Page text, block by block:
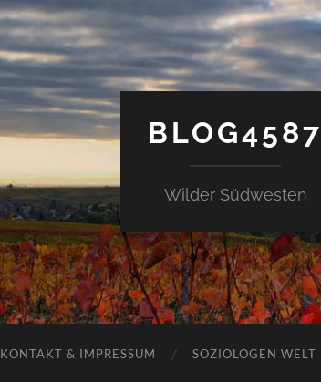
BLOG4587
Wilder Südwesten
KONTAKT & IMPRESSUM SOZIOLOGEN WELT